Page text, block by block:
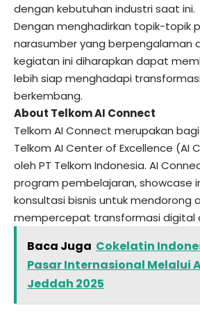
dengan kebutuhan industri saat ini.
Dengan menghadirkan topik-topik
narasumber yang berpengalaman
kegiatan ini diharapkan dapat
lebih siap menghadapi
berkembang.
About Telkom AI Connect
Telkom AI Connect merupakan
Telkom AI Center of Excellence (AI
oleh PT Telkom Indonesia. AI
program pembelajaran, showcase
konsultasi bisnis untuk mendorong
mempercepat transformasi digital
Baca Juga Cokelatin
Pasar Internasional Melalui
Jeddah 2025